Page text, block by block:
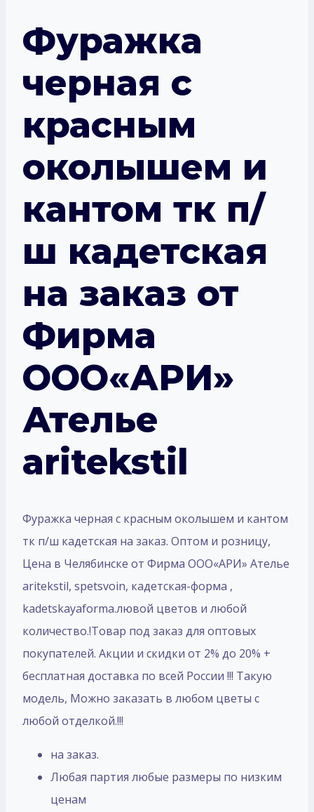
Фуражка
черная с
красным
околышем и
кантом тк п/
ш кадетская
на заказ от
Фирма
ООО«АРИ»
Ателье
aritekstil
Фуражка черная с красным околышем и кантом
тк п/ш кадетская на заказ. Оптом и розницу,
Цена в Челябинске от Фирма ООО«АРИ» Ателье
aritekstil, spetsvoin, кадетская-форма ,
kadetskayaforma.лювой цветов и любой
количество.!Товар под заказ для оптовых
покупателей. Акции и скидки от 2% до 20% +
бесплатная доставка по всей России !!! Такую
модель, Mожно заказать в любом цветы с
любой отделкой.!!!
на заказ.
Любая партия любые размеры по низким
ценам